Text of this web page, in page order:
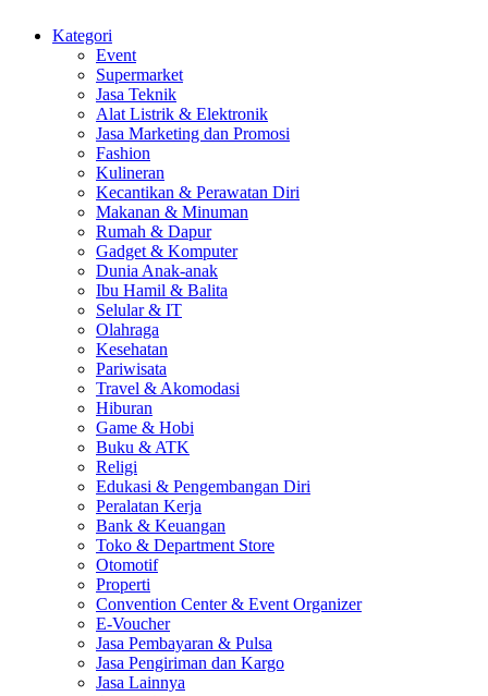
Kategori
Event
Supermarket
Jasa Teknik
Alat Listrik & Elektronik
Jasa Marketing dan Promosi
Fashion
Kulineran
Kecantikan & Perawatan Diri
Makanan & Minuman
Rumah & Dapur
Gadget & Komputer
Dunia Anak-anak
Ibu Hamil & Balita
Selular & IT
Olahraga
Kesehatan
Pariwisata
Travel & Akomodasi
Hiburan
Game & Hobi
Buku & ATK
Religi
Edukasi & Pengembangan Diri
Peralatan Kerja
Bank & Keuangan
Toko & Department Store
Otomotif
Properti
Convention Center & Event Organizer
E-Voucher
Jasa Pembayaran & Pulsa
Jasa Pengiriman dan Kargo
Jasa Lainnya